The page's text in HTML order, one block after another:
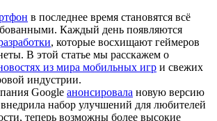
в последнее время становятся всё
Каждый день появляются
, которые восхищают геймеров
В этой статье мы расскажем о
из мира мобильных игр и свежих
индустрии.
Google анонсировала новую версию
набор улучшений для любителей
теперь возможны более высокие